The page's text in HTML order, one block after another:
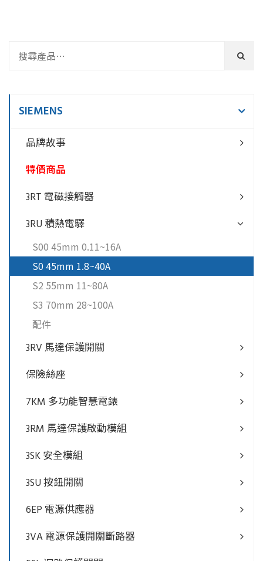
SIEMENS
品牌故事
特價商品
3RT 電磁接觸器
3RU 積熱電驛
S00 45mm 0.11~16A
S0 45mm 1.8~40A
S2 55mm 11~80A
S3 70mm 28~100A
配件
3RV 馬達保護開關
保險絲座
7KM 多功能智慧電錶
3RM 馬達保護啟動模組
3SK 安全模組
3SU 按鈕開關
6EP 電源供應器
3VA 電源保護開關斷路器